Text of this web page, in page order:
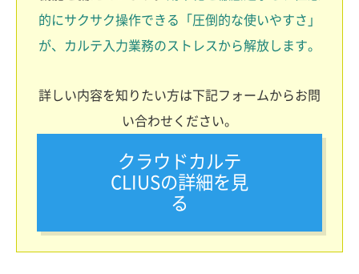
的にサクサク操作できる「圧倒的な使いやすさ」
が、カルテ入力業務のストレスから解放します。
詳しい内容を知りたい方は下記フォームからお問
い合わせください。
クラウドカルテ
CLIUSの詳細を見
る